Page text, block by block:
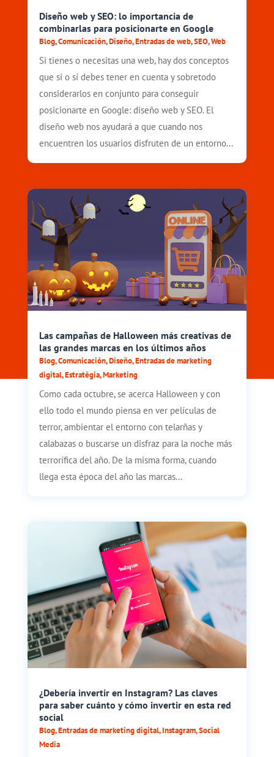
Diseño web y SEO: lo importancia de
combinarlas para posicionarte en Google
Blog,Comunicación,Diseño,Entradas de web,SEO,Web
Si tienes o necesitas una web, hay dos conceptos
que sí o sí debes tener en cuenta y sobretodo
considerarlos en conjunto para conseguir
posicionarte en Google: diseño web y SEO. El
diseño web nos ayudará a que cuando nos
encuentren los usuarios disfruten de un entorno...
Las campañas de Halloween más creativas de
las grandes marcas en los últimos años
Blog,Comunicación,Diseño,Entradas de marketing
digital,Estratègia,Marketing
Como cada octubre, se acerca Halloween y con
ello todo el mundo piensa en ver películas de
terror, ambientar el entorno con telarñas y
calabazas o buscarse un disfraz para la noche más
terrorífica del año. De la misma forma, cuando
llega esta época del año las marcas...
¿Debería invertir en Instagram? Las claves
para saber cuánto y cómo invertir en esta red
social
Blog,Entradas de marketing digital,Instagram,Social
Media